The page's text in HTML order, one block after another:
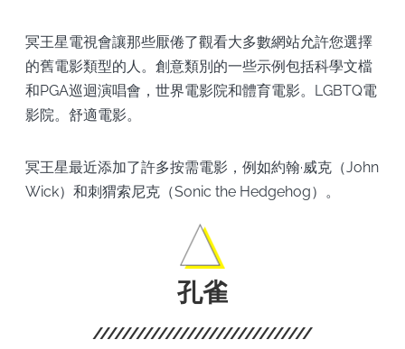
冥王星電視會讓那些厭倦了觀看大多數網站允許您選擇
的舊電影類型的人。創意類別的一些示例包括科學文檔
和PGA巡迴演唱會，世界電影院和體育電影。LGBTQ電
影院。舒適電影。
冥王星最近添加了許多按需電影，例如約翰·威克（John
Wick）和刺猬索尼克（Sonic the Hedgehog）。
孔雀